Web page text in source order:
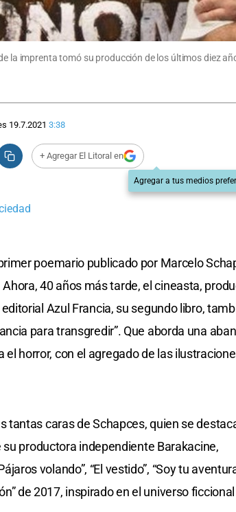
la imprenta tomó su producción de los últimos diez
19.7.2021 3:38
+ Agregar El Litoral en
Agregar a tus medios
poemario publicado por Marcelo
40 años más tarde, el cineasta,
Azul Francia, su segundo libro,
para transgredir”. Que aborda una
horror, con el agregado de las
tantas caras de Schapces, quien se
su productora independiente Barakacine,
volando”, “El vestido”, “Soy tu
de 2017, inspirado en el universo